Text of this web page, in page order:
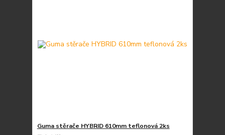
Guma stěrače HYBRID 610mm teflonová 2ks